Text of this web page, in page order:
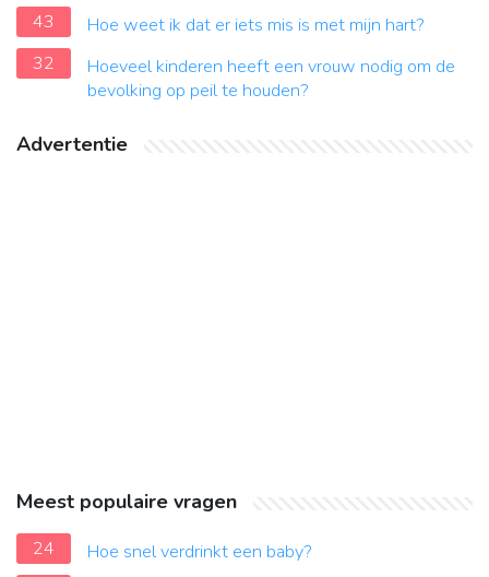
43
Hoe weet ik dat er iets mis is met mijn hart?
32
Hoeveel kinderen heeft een vrouw nodig om de
bevolking op peil te houden?
Advertentie
Meest populaire vragen
24
Hoe snel verdrinkt een baby?